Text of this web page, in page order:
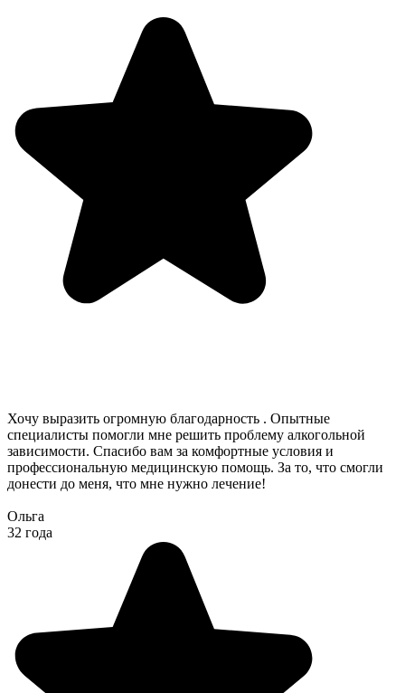
Хочу выразить огромную благодарность . Опытные
специалисты помогли мне решить проблему алкогольной
зависимости. Спасибо вам за комфортные условия и
профессиональную медицинскую помощь. За то, что смогли
донести до меня, что мне нужно лечение!
Ольга
32 года